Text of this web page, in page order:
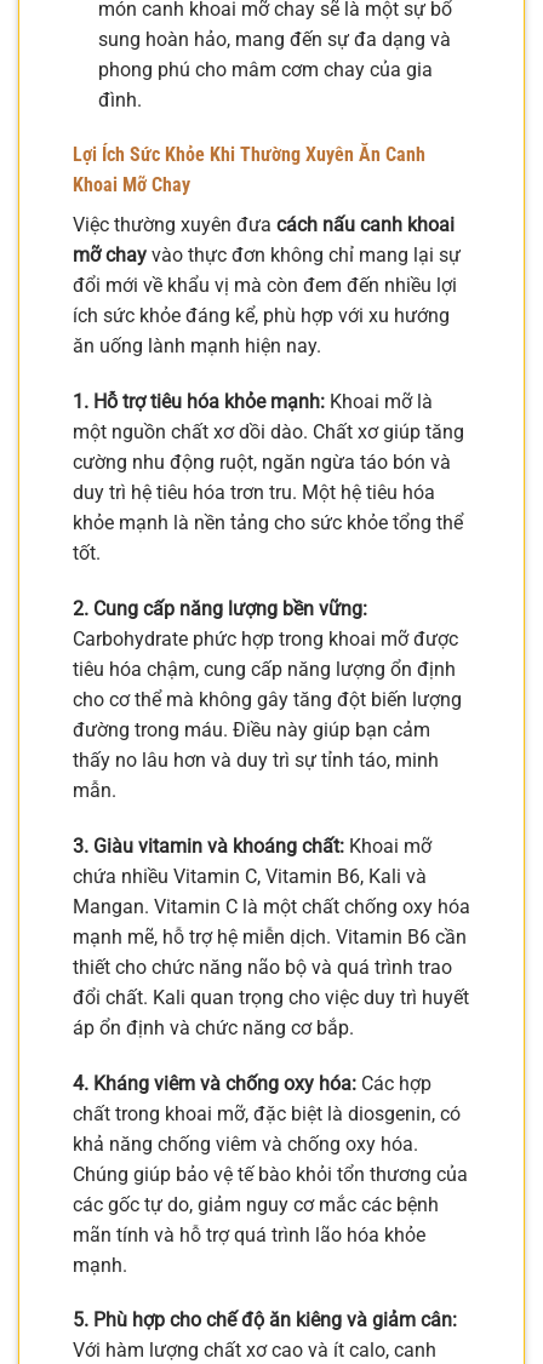
món canh khoai mỡ chay sẽ là một sự bổ
sung hoàn hảo, mang đến sự đa dạng và
phong phú cho mâm cơm chay của gia
đình.
Lợi Ích Sức Khỏe Khi Thường Xuyên Ăn Canh
Khoai Mỡ Chay
Việc thường xuyên đưa cách nấu canh khoai
mỡ chay vào thực đơn không chỉ mang lại sự
đổi mới về khẩu vị mà còn đem đến nhiều lợi
ích sức khỏe đáng kể, phù hợp với xu hướng
ăn uống lành mạnh hiện nay.
1. Hỗ trợ tiêu hóa khỏe mạnh: Khoai mỡ là
một nguồn chất xơ dồi dào. Chất xơ giúp tăng
cường nhu động ruột, ngăn ngừa táo bón và
duy trì hệ tiêu hóa trơn tru. Một hệ tiêu hóa
khỏe mạnh là nền tảng cho sức khỏe tổng thể
tốt.
2. Cung cấp năng lượng bền vững:
Carbohydrate phức hợp trong khoai mỡ được
tiêu hóa chậm, cung cấp năng lượng ổn định
cho cơ thể mà không gây tăng đột biến lượng
đường trong máu. Điều này giúp bạn cảm
thấy no lâu hơn và duy trì sự tỉnh táo, minh
mẫn.
3. Giàu vitamin và khoáng chất: Khoai mỡ
chứa nhiều Vitamin C, Vitamin B6, Kali và
Mangan. Vitamin C là một chất chống oxy hóa
mạnh mẽ, hỗ trợ hệ miễn dịch. Vitamin B6 cần
thiết cho chức năng não bộ và quá trình trao
đổi chất. Kali quan trọng cho việc duy trì huyết
áp ổn định và chức năng cơ bắp.
4. Kháng viêm và chống oxy hóa: Các hợp
chất trong khoai mỡ, đặc biệt là diosgenin, có
khả năng chống viêm và chống oxy hóa.
Chúng giúp bảo vệ tế bào khỏi tổn thương của
các gốc tự do, giảm nguy cơ mắc các bệnh
mãn tính và hỗ trợ quá trình lão hóa khỏe
mạnh.
5. Phù hợp cho chế độ ăn kiêng và giảm cân:
Với hàm lượng chất xơ cao và ít calo, canh